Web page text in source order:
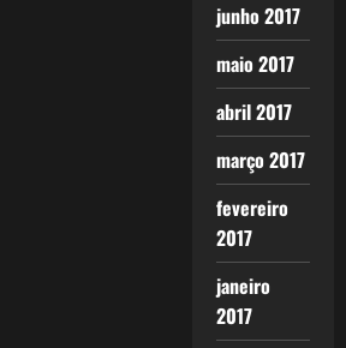
junho 2017
maio 2017
abril 2017
março 2017
fevereiro
2017
janeiro
2017